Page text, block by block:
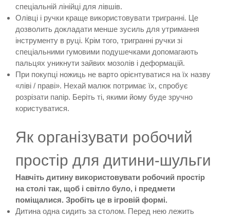
спеціальній лінійці для лівшів.
Олівці і ручки краще використовувати тригранні. Це
дозволить докладати менше зусиль для утримання
інструменту в руці. Крім того, тригранні ручки зі
спеціальними гумовими подушечками допомагають
пальцях уникнути зайвих мозолів і деформацій.
При покупці ножиць не варто орієнтуватися на їх назву
«ліві / праві». Нехай малюк потримає їх, спробує
розрізати папір. Беріть ті, якими йому буде зручно
користуватися.
Як організувати робочий
простір для дитини-шульги
Навчіть дитину використовувати робочий простір
на столі так, щоб і світло було, і предмети
поміщалися. Зробіть це в ігровій формі.
Дитина одна сидить за столом. Перед нею лежить